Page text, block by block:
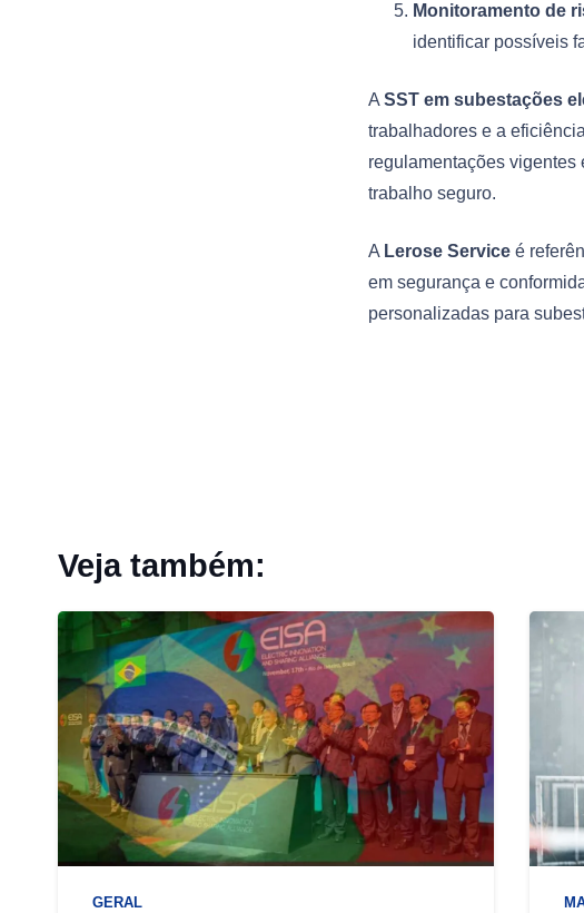
Monitoramento de
identificar possíveis
A SST em subestações
trabalhadores e a
regulamentações vigentes
trabalho seguro.
A Lerose Serviceé
em segurança e
personalizadas para
Veja também:
GERAL